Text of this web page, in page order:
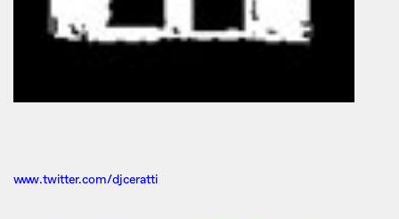
www.twitter.com/djceratti